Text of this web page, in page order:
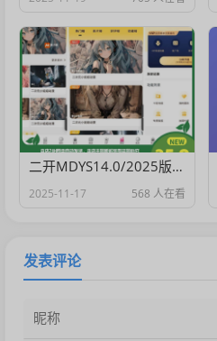
二开MDYS14.0/2025版亲测可用-苹果CMS影视系统模板
2025-11-17 568 人在看
发表评论